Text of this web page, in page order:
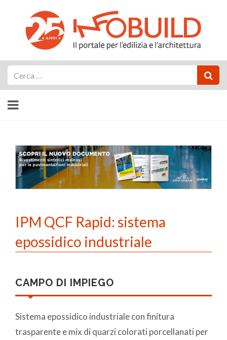
IPM QCF Rapid: sistema
epossidico industriale
CAMPO DI IMPIEGO
Sistema epossidico industriale con finitura
trasparente e mix di quarzi colorati porcellanati per